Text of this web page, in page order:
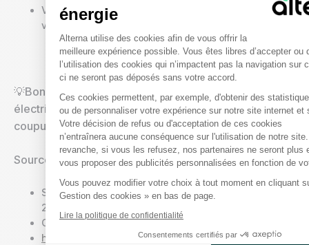
Vérifier si une offre verte ou une offre d’électricité
verte vous intéresse.
💡Bon à savoir : Changer de fournisseur de gaz ou
électricité est gratuit et peut être fait en ligne, sans
coupure, généralement sous 24h.
Sources :
Source : 1 : Étude ADEME PANEL-ELECDOM (2020 à
2023)
Guide-comment-reduire-facture-electricite.pdf
https://agirpourlatransition.ademe.fr/particuliers/
énergie
Plateforme de Gestion du
Alterna utilise des cookies afin de vous offrir la
meilleure expérience possible. Vous êtes libres d’accepter ou
l’utilisation des cookies qui n’impactent pas la navigation sur
ci ne seront pas déposés sans votre accord.
Ces cookies permettent, par exemple, d'obtenir des
ou de personnaliser votre expérience sur notre site internet et
Votre décision de refus ou d'acceptation de ces cookies
n’entraînera aucune conséquence sur l'utilisation de notre
revanche, si vous les refusez, nos partenaires ne seront plus
vous proposer des publicités personnalisées en fonction de
Vous pouvez modifier votre choix à tout moment en cliquant
Gestion des cookies » en bas de page.
Lire la politique de confidentialité
Consentements certifiés par
Axeptio consent